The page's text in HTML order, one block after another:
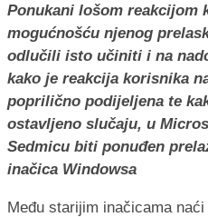
Ponukani lošom reakcijom
mogućnošću njenog
odlučili isto učiniti i na
kako je reakcija korisnika
poprilično podijeljena te
ostavljeno slučaju, u
Sedmicu biti ponuđen
inačica Windowsa
Među starijim inačicama